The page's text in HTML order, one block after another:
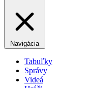
Navigácia
Tabuľky
Správy
Videá